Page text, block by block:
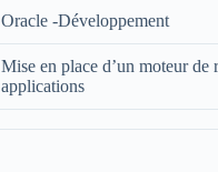
Oracle -Développement
Mise en place d’un moteur de
applications